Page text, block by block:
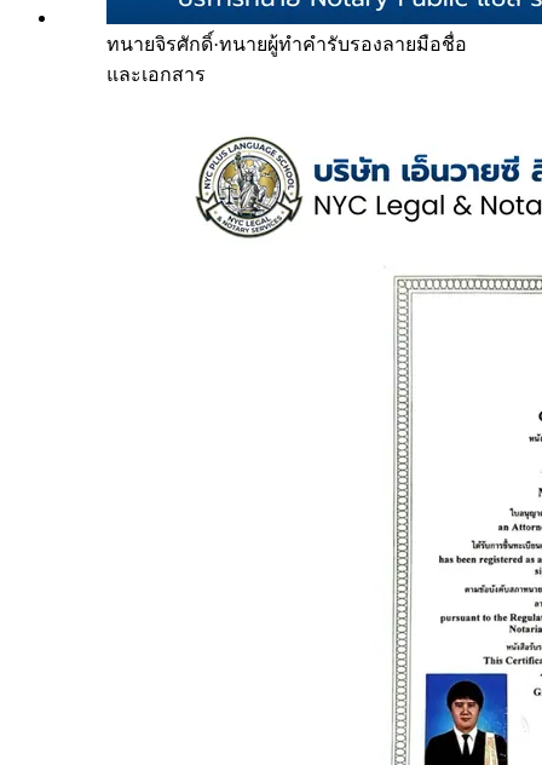
ทนายจิรศักดิ์·ทนายผู้ทำคำรับรองลายมือชื่อ
และเอกสาร